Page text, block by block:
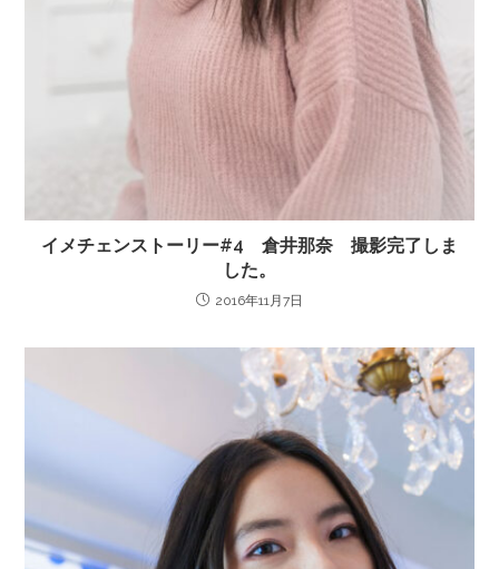
イメチェンストーリー#4 倉井那奈 撮影完了しま
した。
2016年11月7日